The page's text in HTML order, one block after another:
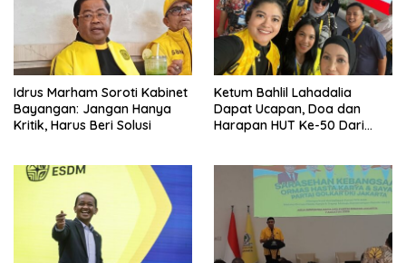
Idrus Marham Soroti Kabinet
Bayangan: Jangan Hanya
Kritik, Harus Beri Solusi
Ketum Bahlil Lahadalia
Dapat Ucapan, Doa dan
Harapan HUT Ke-50 Dari